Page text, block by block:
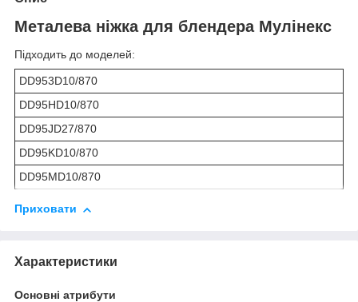
Металева ніжка для блендера Мулінекс
Підходить до моделей:
DD953D10/870
DD95HD10/870
DD95JD27/870
DD95KD10/870
DD95MD10/870
Приховати
Характеристики
Основні атрибути